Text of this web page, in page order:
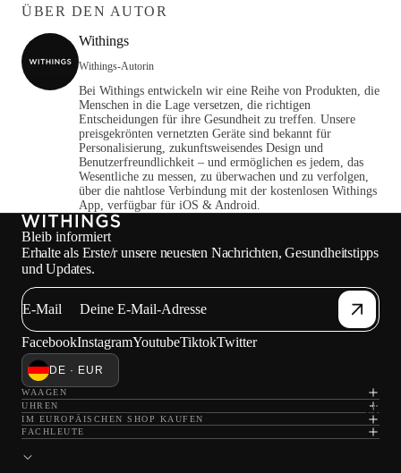
ÜBER DEN AUTOR
Withings
Withings-Autorin
Bei Withings entwickeln wir eine Reihe von Produkten, die
Menschen in die Lage versetzen, die richtigen
Entscheidungen für ihre Gesundheit zu treffen. Unsere
preisgekrönten vernetzten Geräte sind bekannt für
Personalisierung, zukunftsweisendes Design und
Benutzerfreundlichkeit – und ermöglichen es jedem, das
Wesentliche zu messen, zu überwachen und zu verfolgen,
über die nahtlose Verbindung mit der kostenlosen Withings
App, verfügbar für iOS & Android.
Bleib informiert
Erhalte als Erste/r unsere neuesten Nachrichten, Gesundheitstipps
und Updates.
E-Mail
FacebookInstagramYoutubeTiktokTwitter
DE · EUR
WAAGEN
UHREN
IM EUROPÄISCHEN SHOP KAUFEN
FACHLEUTE